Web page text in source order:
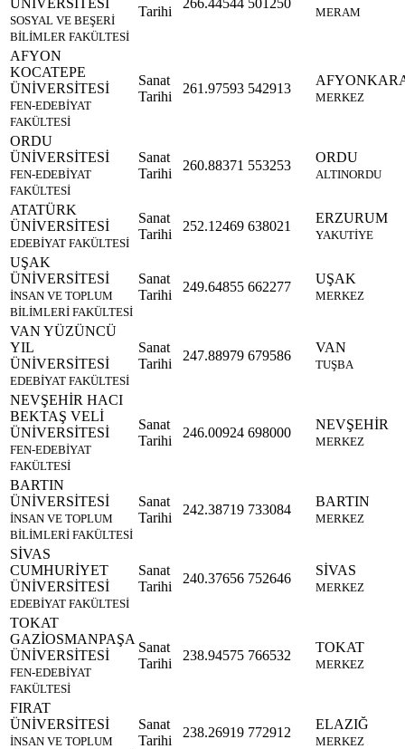
SOSYAL VE BEŞERİ
BİLİMLER FAKÜLTESİ
Tarihi
MERAM
AFYON
KOCATEPE
ÜNİVERSİTESİ
FEN-EDEBİYAT
FAKÜLTESİ
Sanat
Tarihi
261.97593 542913
MERKEZ
ORDU
ÜNİVERSİTESİ
FEN-EDEBİYAT
FAKÜLTESİ
Sanat
Tarihi
260.88371 553253
ORDU
ALTINORDU
ATATÜRK
ÜNİVERSİTESİ
EDEBİYAT FAKÜLTESİ
Sanat
Tarihi
252.12469 638021
ERZURUM
YAKUTİYE
UŞAK
ÜNİVERSİTESİ
İNSAN VE TOPLUM
BİLİMLERİ FAKÜLTESİ
Sanat
Tarihi
249.64855 662277
UŞAK
MERKEZ
VAN YÜZÜNCÜ
YIL
ÜNİVERSİTESİ
EDEBİYAT FAKÜLTESİ
Sanat
Tarihi
247.88979 679586
VAN
TUŞBA
NEVŞEHİR HACI
BEKTAŞ VELİ
ÜNİVERSİTESİ
FEN-EDEBİYAT
FAKÜLTESİ
Sanat
Tarihi
246.00924 698000
NEVŞEHİR
MERKEZ
BARTIN
ÜNİVERSİTESİ
İNSAN VE TOPLUM
BİLİMLERİ FAKÜLTESİ
Sanat
Tarihi
242.38719 733084
BARTIN
MERKEZ
SİVAS
CUMHURİYET
ÜNİVERSİTESİ
EDEBİYAT FAKÜLTESİ
Sanat
Tarihi
240.37656 752646
SİVAS
MERKEZ
TOKAT
GAZİOSMANPAŞA
ÜNİVERSİTESİ
FEN-EDEBİYAT
FAKÜLTESİ
Sanat
Tarihi
238.94575 766532
TOKAT
MERKEZ
FIRAT
ÜNİVERSİTESİ
İNSAN VE TOPLUM
Sanat
Tarihi
238.26919 772912
ELAZIĞ
MERKEZ